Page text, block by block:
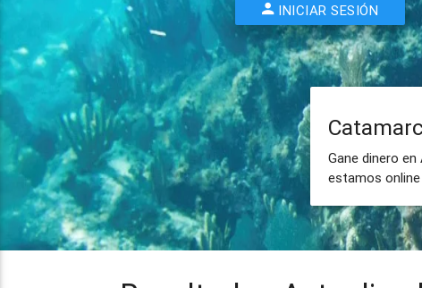
INICIAR SESIÓN
Gane dinero
estamos online